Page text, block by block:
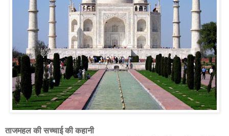
ताजमहल की सच्चाई की कहानी